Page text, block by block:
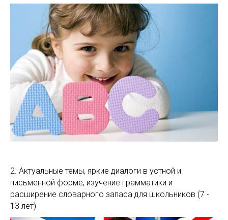
2. Актуальные темы, яркие диалоги в устной и
письменной форме, изучение грамматики и
расширение словарного запаса для школьников (7 -
13 лет)